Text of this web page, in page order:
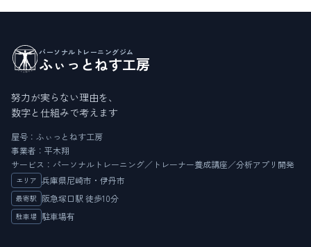
パーソナルトレーニングジム
ふぃっとねす工房
努力が実らない理由を、
数字と仕組みで考えます
屋号：ふぃっとねす工房
事業者：平木翔
サービス：パーソナルトレーニング／トレーナー養成講座／分析アプリ開発
エリア 兵庫県尼崎市・伊丹市
最寄駅 阪急塚口駅 徒歩10分
駐車場 駐車場有